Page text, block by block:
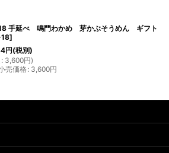
手延べ 鳴門わかめ 芽かぶそうめん ギフト
]
円(税別)
: 3,600円)
売価格: 3,600円